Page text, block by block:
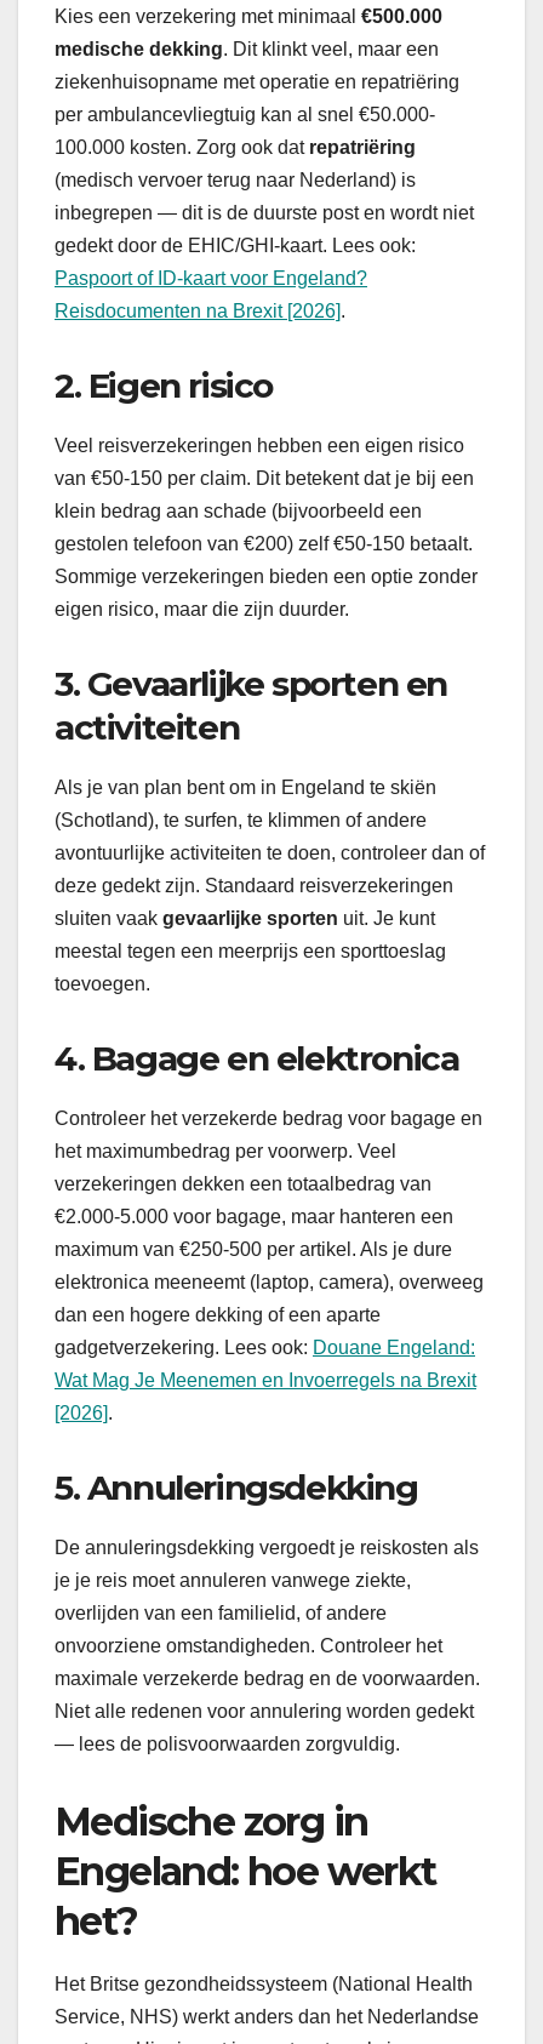
Kies een verzekering met minimaal €500.000
medische dekking. Dit klinkt veel, maar een
ziekenhuisopname met operatie en repatriëring
per ambulancevliegtuig kan al snel €50.000-
100.000 kosten. Zorg ook dat repatriëring
(medisch vervoer terug naar Nederland) is
inbegrepen — dit is de duurste post en wordt niet
gedekt door de EHIC/GHI-kaart. Lees ook:
Paspoort of ID-kaart voor Engeland?
Reisdocumenten na Brexit [2026].
2. Eigen risico
Veel reisverzekeringen hebben een eigen risico
van €50-150 per claim. Dit betekent dat je bij een
klein bedrag aan schade (bijvoorbeeld een
gestolen telefoon van €200) zelf €50-150 betaalt.
Sommige verzekeringen bieden een optie zonder
eigen risico, maar die zijn duurder.
3. Gevaarlijke sporten en
activiteiten
Als je van plan bent om in Engeland te skiën
(Schotland), te surfen, te klimmen of andere
avontuurlijke activiteiten te doen, controleer dan of
deze gedekt zijn. Standaard reisverzekeringen
sluiten vaak gevaarlijke sporten uit. Je kunt
meestal tegen een meerprijs een sporttoeslag
toevoegen.
4. Bagage en elektronica
Controleer het verzekerde bedrag voor bagage en
het maximumbedrag per voorwerp. Veel
verzekeringen dekken een totaalbedrag van
€2.000-5.000 voor bagage, maar hanteren een
maximum van €250-500 per artikel. Als je dure
elektronica meeneemt (laptop, camera), overweeg
dan een hogere dekking of een aparte
gadgetverzekering. Lees ook: Douane Engeland:
Wat Mag Je Meenemen en Invoerregels na Brexit
[2026].
5. Annuleringsdekking
De annuleringsdekking vergoedt je reiskosten als
je je reis moet annuleren vanwege ziekte,
overlijden van een familielid, of andere
onvoorziene omstandigheden. Controleer het
maximale verzekerde bedrag en de voorwaarden.
Niet alle redenen voor annulering worden gedekt
— lees de polisvoorwaarden zorgvuldig.
Medische zorg in
Engeland: hoe werkt
het?
Het Britse gezondheidssysteem (National Health
Service, NHS) werkt anders dan het Nederlandse